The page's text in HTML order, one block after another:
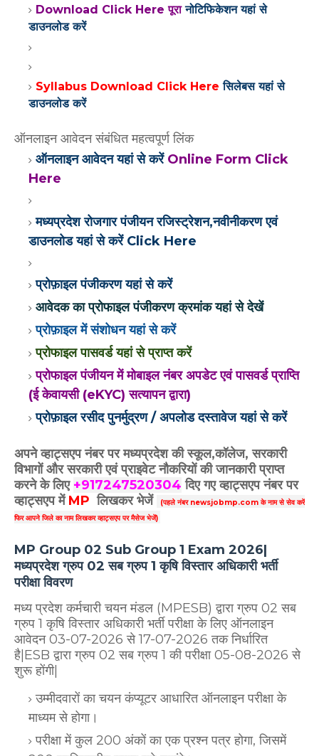
Download Click Here पूरानोटिफिकेशन यहां से
डाउनलोड करें
Syllabus Download Click Here सिलेबस यहां से
डाउनलोड करें
ऑनलाइन आवेदन संबंधित महत्वपूर्ण लिंक
ऑनलाइन आवेदन यहां से करें Online Form Click
Here
मध्यप्रदेश रोजगार पंजीयन रजिस्ट्रेशन,नवीनीकरण एवं
डाउनलोड यहां से करें Click Here
प्रोफ़ाइल पंजीकरण यहां से करें
आवेदक का प्रोफाइल पंजीकरण क्रमांक यहां से देखें
प्रोफ़ाइल में संशोधन यहां से करें
प्रोफाइल पासवर्ड यहां से प्राप्त करें
प्रोफाइल पंजीयन में मोबाइल नंबर अपडेट एवं पासवर्ड प्राप्ति
(ई केवायसी (eKYC) सत्यापन द्वारा)
प्रोफ़ाइल रसीद पुनर्मुद्रण / अपलोड दस्तावेज यहां से करें
अपने व्हाट्सएप नंबर पर मध्यप्रदेश की स्कूल,कॉलेज, सरकारी
विभागों और सरकारी एवं प्राइवेट नौकरियों की जानकारी प्राप्त
करने के लिए +917247520304 दिए गएव्हाट्सएपनंबर पर
व्हाट्सएप मेंMP लिखकर भेजें (पहले नंबर newsjobmp.com के नाम से सेव करें
फिर आपनेजिले का नाम लिखकर व्हाट्सएप पर मैसेज भेजें)
MP Group 02 Sub Group 1 Exam 2026|
मध्यप्रदेश ग्रुप 02 सब ग्रुप 1 कृषि विस्तार अधिकारी भर्ती
परीक्षा विवरण
मध्य प्रदेश कर्मचारी चयन मंडल (MPESB) द्वारा ग्रुप 02 सब
ग्रुप 1 कृषि विस्तार अधिकारी भर्ती परीक्षा के लिए ऑनलाइन
आवेदन 03-07-2026 से 17-07-2026 तक निर्धारित
है|ESB द्वारा ग्रुप 02 सब ग्रुप 1 की परीक्षा 05-08-2026 से
शुरू होंगी|
उम्मीदवारों का चयन कंप्यूटर आधारित ऑनलाइन परीक्षा के
माध्यम से होगा।
परीक्षा में कुल 200 अंकों का एक प्रश्न पत्र होगा, जिसमें